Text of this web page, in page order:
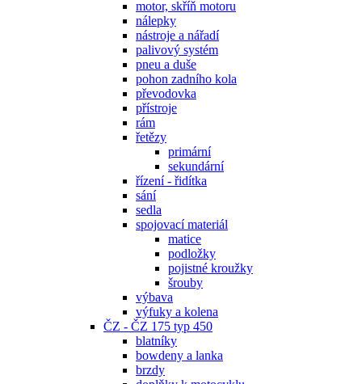
motor, skříň motoru
nálepky
nástroje a nářadí
palivový systém
pneu a duše
pohon zadního kola
převodovka
přístroje
rám
řetězy
primární
sekundární
řízení - řidítka
sání
sedla
spojovací materiál
matice
podložky
pojistné kroužky
šrouby
výbava
výfuky a kolena
ČZ - ČZ 175 typ 450
blatníky
bowdeny a lanka
brzdy